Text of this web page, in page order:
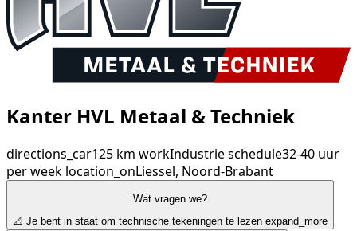
Kanter HVL Metaal & Techniek
directions_car125 km workIndustrieschedule32-40 uur
per week location_onLiessel, Noord-Brabant
Wat vragen we?
📐 Je bent in staat om technische tekeningen te lezen expand_more